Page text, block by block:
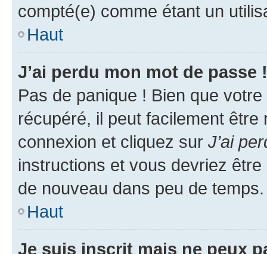
compté(e) comme étant un
Haut
J’ai perdu mon mot de passe !
Pas de panique ! Bien que
récupéré, il peut facilement
connexion et cliquez sur J’ai
instructions et vous devriez
de nouveau dans peu de temps.
Haut
Je suis inscrit mais ne peux